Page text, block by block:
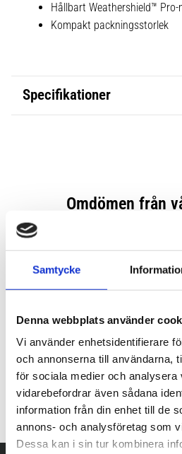
Samtycke
Denna webbplats använder
Vi använder enhetsidentifierare
och annonserna till användarna,
för sociala medier och analysera
vidarebefordrar även sådana
information från din enhet till de
annons- och analysföretag som
Dessa kan i sin tur kombinera
Hållbart Weathershield™ Pro-
Kompakt packningsstorlek
Specifikationer